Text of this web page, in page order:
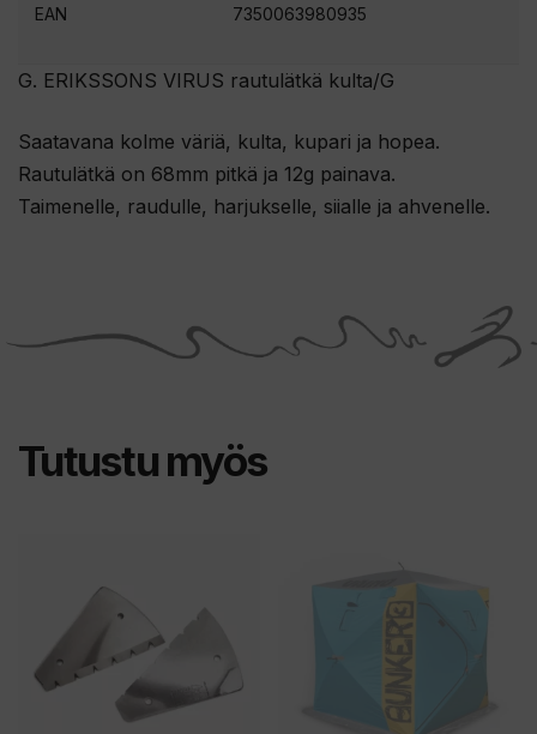
G. ERIKSSONS VIRUS rautulätkä kulta/G
Saatavana kolme väriä, kulta, kupari ja hopea.
Rautulätkä on 68mm pitkä ja 12g painava.
Taimenelle, raudulle, harjukselle, siialle ja ahvenelle.
EAN
7350063980935
Tutustu myös
useampi
muunnelma.